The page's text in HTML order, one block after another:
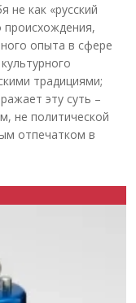
не как «русский
происхождения,
опыта в сфере
традициями;
эту суть –
не политической
отпечатком в